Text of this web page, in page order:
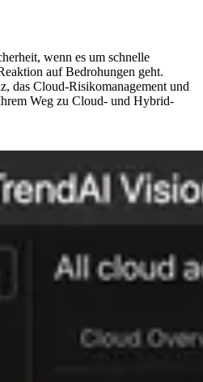
wenn es um schnelle
auf Bedrohungen geht.
das Cloud-Risikomanagement und
Weg zu Cloud- und Hybrid-